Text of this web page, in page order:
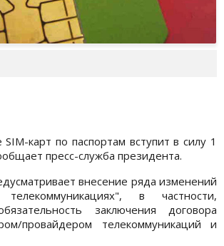
карт по паспортам вступит в силу 1
пресс-служба президента.
внесение ряда изменений
в частности,
заключения договора
провайдером телекоммуникаций и